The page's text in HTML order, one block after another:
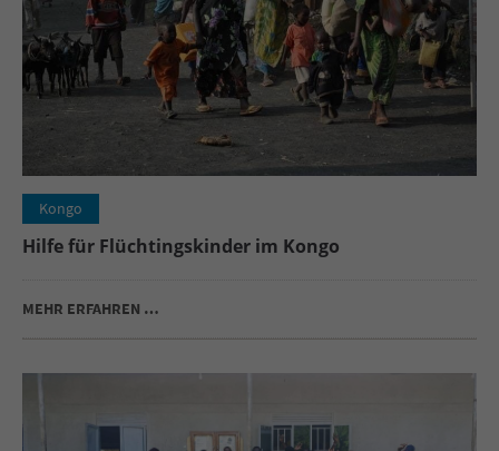
Kongo
Hilfe für Flüchtingskinder im Kongo
MEHR ERFAHREN …